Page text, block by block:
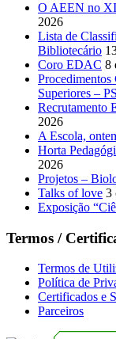
O AEEN no XI
2026
Lista de
Bibliotecário
Coro EDAC 8
Superiores –
Recrutamento
2026
A Escola,
Horta
2026
Projetos –
Talks of love 3
Exposição
Termos /
Termos de
Política de
Certificados e
Parceiros